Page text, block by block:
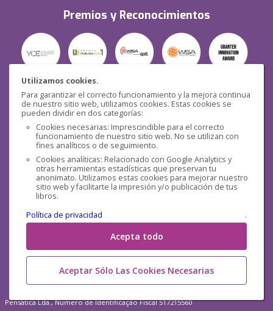
Utilizamos cookies.
Para garantizar el correcto funcionamiento y la mejora continua
de nuestro sitio web, utilizamos cookies. Estas cookies se
pueden dividir en dos categorías:
Cookies necesarias: Imprescindible para el correcto
funcionamiento de nuestro sitio web. No se utilizan con
fines analíticos o de seguimiento.
Cookies analíticas: Relacionado con Google Analytics y
otras herramientas estadísticas que preservan tu
anonimato. Utilizamos estas cookies para mejorar nuestro
sitio web y facilitarte la impresión y/o publicación de tus
libros.
Política de privacidad
.
Acepta todo
Aceptar Sólo Las Cookies Necesarias
Premios y Reconocimientos
Seguridad
Redes sociales
Pensática Lda., Número de Identificação Fiscal 517215560